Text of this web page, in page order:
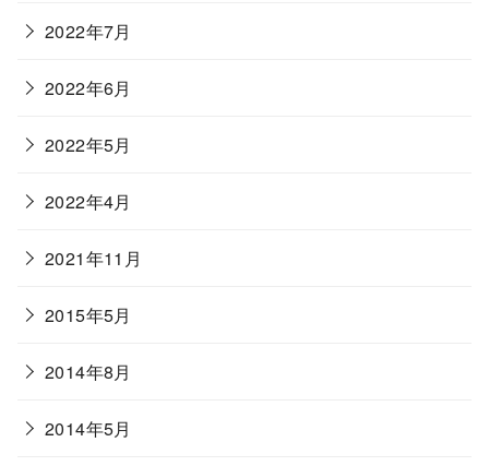
2022年7月
2022年6月
2022年5月
2022年4月
2021年11月
2015年5月
2014年8月
2014年5月